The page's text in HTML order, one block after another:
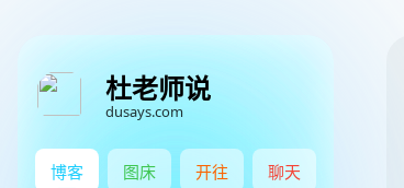
杜老师说
dusays.com
博客 图床 开往 聊天